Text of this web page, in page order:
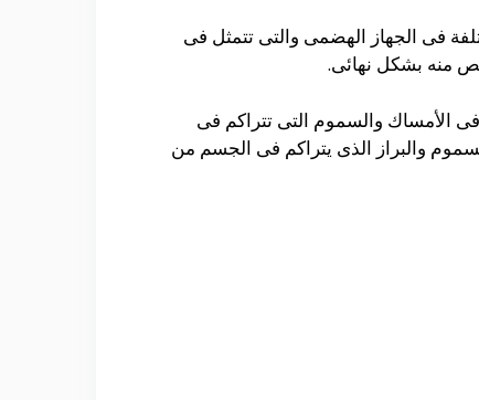
فى الجهاز الهضمى والتى تتمثل فى
منه بشكل نهائى.
الأمساك والسموم التى تتراكم فى
والبراز الذى يتراكم فى الجسم من